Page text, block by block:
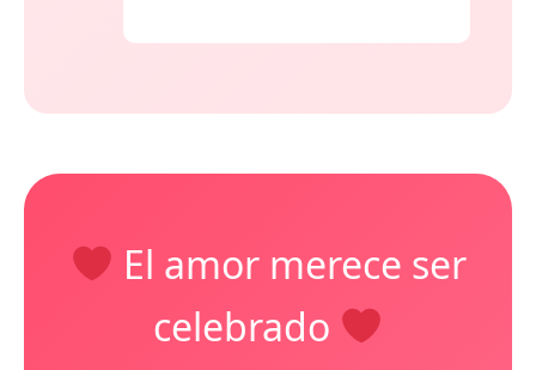
El amor merece ser
celebrado